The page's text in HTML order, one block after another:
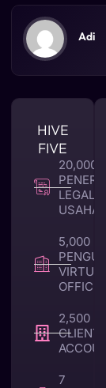
Adi
HIVE
FIVE
20,000 +
USAHA
5,000 +
VIRTUAL
OFFICE
2,500 +
CLIENT
7